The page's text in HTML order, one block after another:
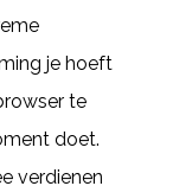
je hoeft
te
doet.
verdienen